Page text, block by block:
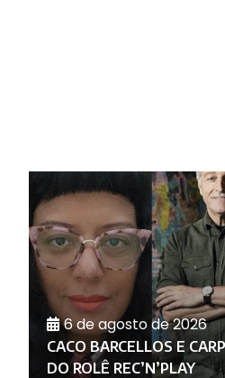
6 de agosto de 2026
CACO BARCELLOS E
DO ROLÊ REC’N’PLAY